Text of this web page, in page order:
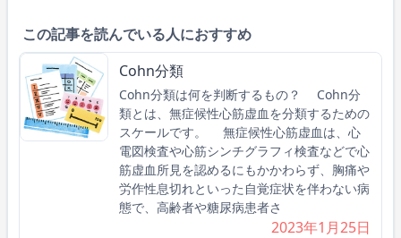
この記事を読んでいる人におすすめ
Cohn分類
Cohn分類は何を判断するもの？ Cohn分
類とは、無症候性心筋虚血を分類するための
スケールです。 無症候性心筋虚血は、心
電図検査や心筋シンチグラフィ検査などで心
筋虚血所見を認めるにもかかわらず、胸痛や
労作性息切れといった自覚症状を伴わない病
態で、高齢者や糖尿病患者さ
2023年1月25日